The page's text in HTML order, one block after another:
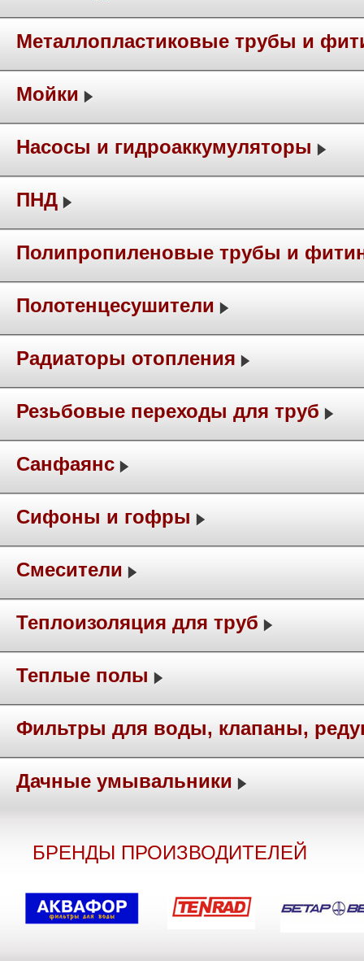
Металлопластиковые трубы и
Мойки
Насосы и гидроаккумуляторы
ПНД
Полипропиленовые трубы и
Полотенцесушители
Радиаторы отопления
Резьбовые переходы для труб
Санфаянс
Сифоны и гофры
Смесители
Теплоизоляция для труб
Теплые полы
Фильтры для воды, клапаны,
Дачные умывальники
БРЕНДЫ ПРОИЗВОДИТЕЛЕЙ